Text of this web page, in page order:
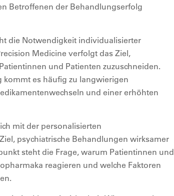
Betroffenen der Behandlungserfolg
die Notwendigkeit individualisierter
Medicine verfolgt das Ziel,
und Patienten zuzuschneiden.
kommt es häufig zu langwierigen
und einer erhöhten
mit der personalisierten
psychiatrische Behandlungen wirksamer
steht die Frage, warum Patientinnen und
reagieren und welche Faktoren